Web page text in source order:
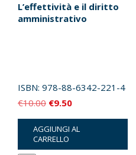
L’effettività e il diritto
amministrativo
ISBN: 978-88-6342-221-4
€10.00 Il
prezzo
originale
era:
€9.50Il
prezzo
attuale
è:
AGGIUNGI AL
CARRELLO